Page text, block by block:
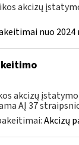
akcizų
nuo 2024
akcizų
AĮ 37
Akcizų